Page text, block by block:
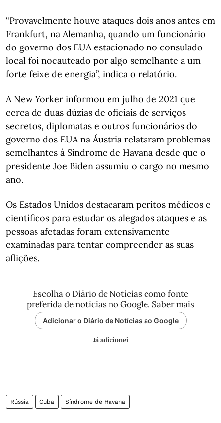
“Provavelmente houve ataques dois anos antes em
Frankfurt, na Alemanha, quando um funcionário
do governo dos EUA estacionado no consulado
local foi nocauteado por algo semelhante a um
forte feixe de energia”, indica o relatório.
A New Yorker informou em julho de 2021 que
cerca de duas dúzias de oficiais de serviços
secretos, diplomatas e outros funcionários do
governo dos EUA na Áustria relataram problemas
semelhantes à Síndrome de Havana desde que o
presidente Joe Biden assumiu o cargo no mesmo
ano.
Os Estados Unidos destacaram peritos médicos e
científicos para estudar os alegados ataques e as
pessoas afetadas foram extensivamente
examinadas para tentar compreender as suas
aflições.
Escolha o Diário de Notícias como fonte
preferida de notícias no Google. Saber mais
Adicionar o Diário de Notícias ao Google
Já adicionei
Rússia Cuba Síndrome de Havana